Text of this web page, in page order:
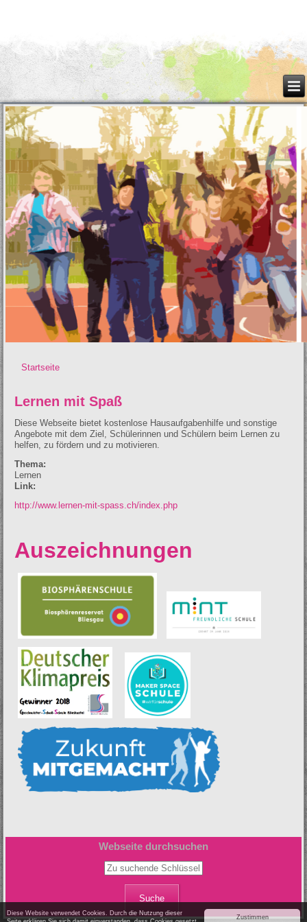
Zustimmen
Diese Website verwendet Cookies. Durch die Nutzung dieser
Startseite
Lernen mit Spaß
Diese Webseite bietet kostenlose Hausaufgabenhilfe und sonstige
Angebote mit dem Ziel, Schülerinnen und Schülern beim Lernen zu
helfen, zu fördern und zu motivieren.
Thema:
Lernen
Link:
http://www.lernen-mit-spass.ch/index.php
Auszeichnungen
Webseite durchsuchen
Zu suchende Schlüsselwörter